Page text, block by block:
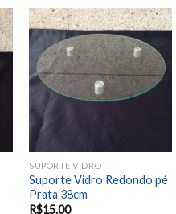
Add to
wishlist
SUPORTE VIDRO
Suporte Vidro Redondo pé
Prata 38cm
R$15.00